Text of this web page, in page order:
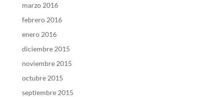
marzo 2016
febrero 2016
enero 2016
diciembre 2015
noviembre 2015
octubre 2015
septiembre 2015